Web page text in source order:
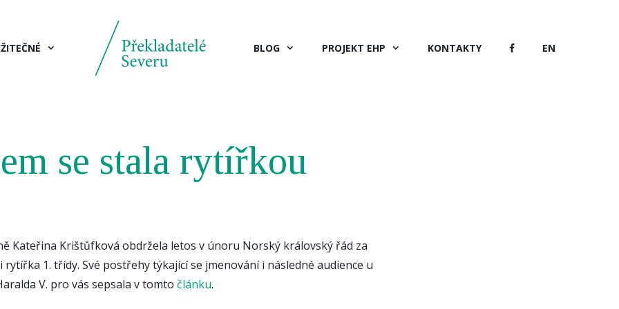
BLOG PROJEKT EHP KONTAKTY EN
se stala rytířkou
Kateřina Krištůfková obdržela letos v únoru Norský královský řád za
rytířka 1. třídy. Své postřehy týkající se jmenování i následné audience u
V. pro vás sepsala v tomto článku.